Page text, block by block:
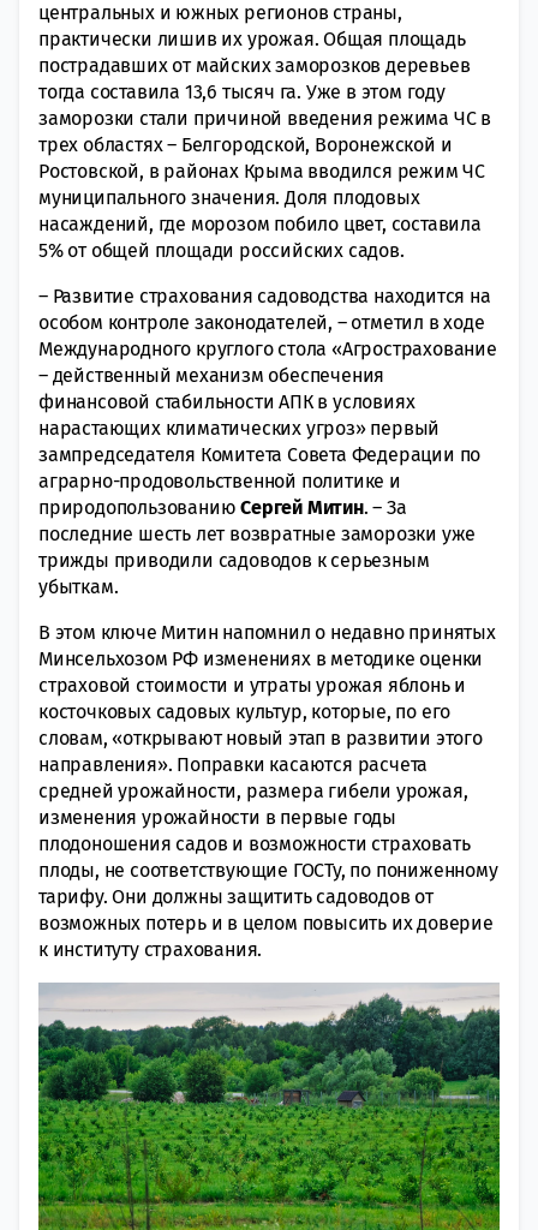
центральных и южных регионов страны,
практически лишив их урожая. Общая площадь
пострадавших от майских заморозков деревьев
тогда составила 13,6 тысяч га. Уже в этом году
заморозки стали причиной введения режима ЧС в
трех областях – Белгородской, Воронежской и
Ростовской, в районах Крыма вводился режим ЧС
муниципального значения. Доля плодовых
насаждений, где морозом побило цвет, составила
5% от общей площади российских садов.
– Развитие страхования садоводства находится на
особом контроле законодателей, – отметил в ходе
Международного круглого стола «Агрострахование
– действенный механизм обеспечения
финансовой стабильности АПК в условиях
нарастающих климатических угроз» первый
зампредседателя Комитета Совета Федерации по
аграрно-продовольственной политике и
природопользованиюСергей Митин. – За
последние шесть лет возвратные заморозки уже
трижды приводили садоводов к серьезным
убыткам.
В этом ключе Митин напомнил о недавно принятых
Минсельхозом РФ изменениях в методике оценки
страховой стоимости и утраты урожая яблонь и
косточковых садовых культур, которые, по его
словам, «открывают новый этап в развитии этого
направления». Поправки касаются расчета
средней урожайности, размера гибели урожая,
изменения урожайности в первые годы
плодоношения садов и возможности страховать
плоды, не соответствующие ГОСТу, по пониженному
тарифу. Они должны защитить садоводов от
возможных потерь и в целом повысить их доверие
к институту страхования.